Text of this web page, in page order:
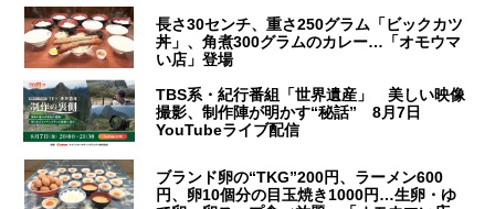
長さ30センチ、重さ250グラム「ビックカツ
丼」、角煮300グラムのカレー…「オモウマ
い店」登場
TBS系・紀行番組「世界遺産」 美しい映像
撮影、制作陣が明かす“秘話” 8月7日
YouTubeライブ配信
ブランド卵の“TKG”200円、ラーメン600
円、卵10個分の目玉焼き1000円…生卵・ゆ